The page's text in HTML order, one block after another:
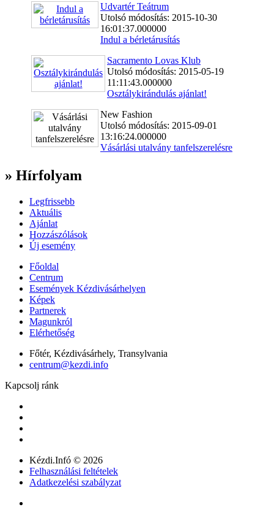
Udvartér Teátrum
Utolsó módosítás: 2015-10-30
16:01:37.000000
Indul a bérletárusítás
Sacramento Lovas Klub
Utolsó módosítás: 2015-05-19
11:11:43.000000
Osztálykirándulás ajánlat!
New Fashion
Utolsó módosítás: 2015-09-01
13:16:24.000000
Vásárlási utalvány tanfelszerelésre
» Hírfolyam
Legfrissebb
Aktuális
Ajánlat
Hozzászólások
Új esemény
Főoldal
Centrum
Események Kézdivásárhelyen
Képek
Partnerek
Magunkról
Elérhetőség
Főtér, Kézdivásárhely, Transylvania
centrum@kezdi.info
Kapcsolj ránk
Kézdi.Infó © 2026
Felhasználási feltételek
Adatkezelési szabályzat